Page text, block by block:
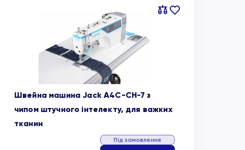
Порівняти
В
Швейна машина Jack A4C-CH-7 з
чипом штучного інтелекту, для важких
тканин
Під замовлення